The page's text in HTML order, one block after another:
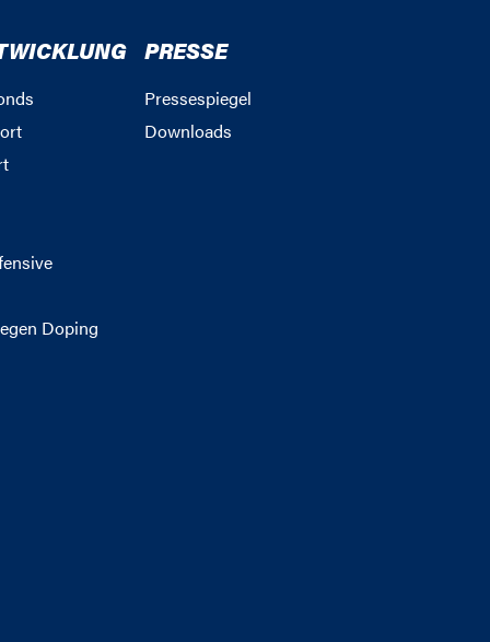
Doping
PRESSE
Pressespiegel
Downloads